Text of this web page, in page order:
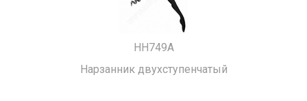
HH749A
Нарзанник двухступенчатый